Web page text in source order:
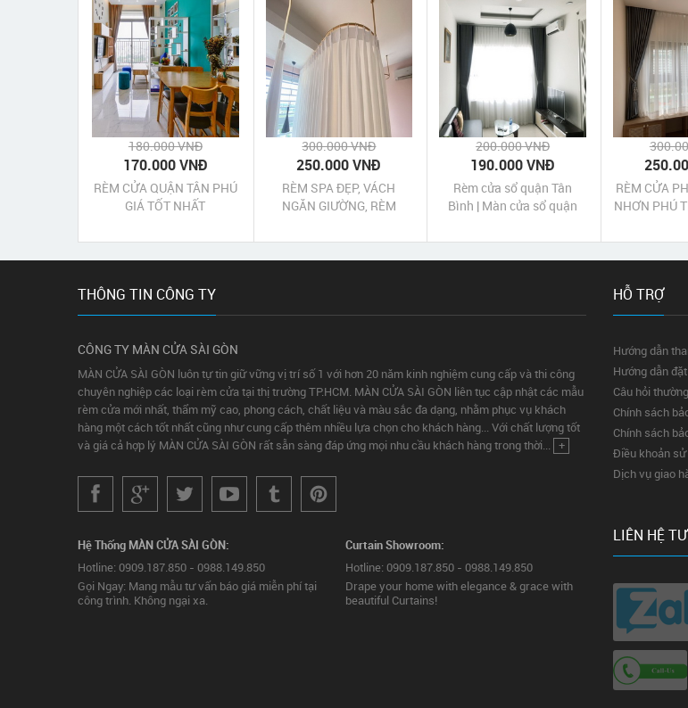
180.000 VNĐ
170.000 VNĐ
RÈM CỬA QUẬN TÂN PHÚ
GIÁ TỐT NHẤT
300.000 VNĐ
250.000 VNĐ
RÈM SPA ĐẸP, VÁCH
NGĂN GIƯỜNG, RÈM
TPHCM
200.000 VNĐ
190.000 VNĐ
Rèm cửa sổ quận Tân
Bình | Màn cửa sổ quận
RÈM CỬA
NHƠN PHÚ
NHƠN
THÔNG TIN CÔNG TY
CÔNG TY MÀN CỬA SÀI GÒN
MÀN CỬA SÀI GÒN luôn tự tin giữ vững vị trí số 1 với hơn 20 năm kinh nghiệm cung cấp và thi công
chuyên nghiệp các loại rèm cửa tại thị trường TP.HCM. MÀN CỬA SÀI GÒN liên tục cập nhật các mẫu
rèm cửa mới nhất, thẩm mỹ cao, phong cách, chất liệu và màu sắc đa dạng, nhằm phục vụ khách
hàng một cách tốt nhất cũng như cung cấp thêm nhiều lựa chọn cho khách hàng... Với chất lượng tốt
và giá cả hợp lý MÀN CỬA SÀI GÒN rất sẵn sàng đáp ứng mọi nhu cầu khách hàng trong thời... +
Hệ Thống MÀN CỬA SÀI GÒN:
Hotline: 0909.187.850 - 0988.149.850
Gọi Ngay: Mang mẫu tư vấn báo giá miễn phí tại
công trình. Không ngại xa.
Curtain Showroom:
Hotline: 0909.187.850 - 0988.149.850
Drape your home with elegance & grace with
beautiful Curtains!
HỖ TRỢ
Hướng dẫn
Hướng dẫn
Câu hỏi
Chính sách
Chính sách
Điều khoản
Dịch vụ giao
LIÊN HỆ